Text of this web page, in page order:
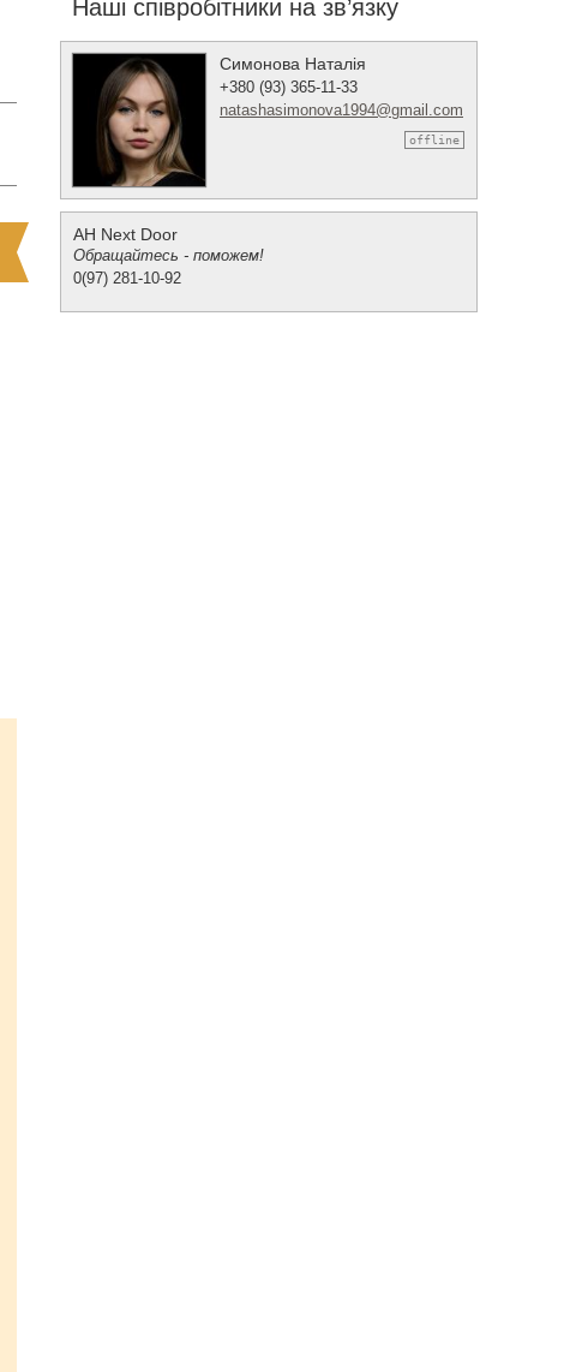
Наші співробітники на зв’язку
Симонова Наталія
+380 (93) 365-11-33
natashasimonova1994@gmail.com
offline
АН Next Door
Обращайтесь - поможем!
0(97) 281-10-92